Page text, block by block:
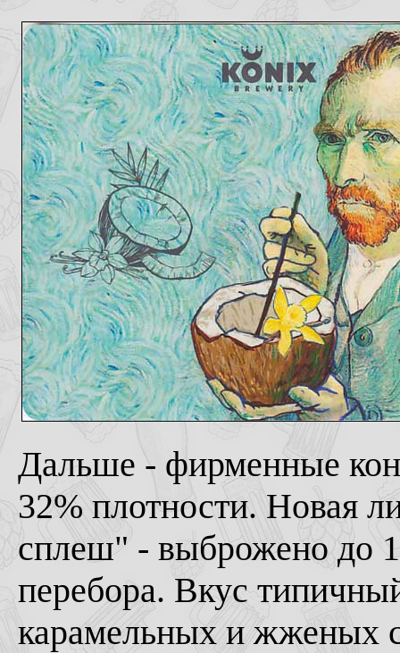
Дальше - фирменные
32% плотности. Новая
сплеш" - выброжено до
перебора. Вкус
карамельных и жженых